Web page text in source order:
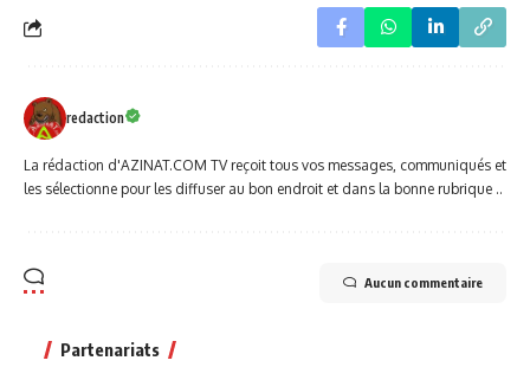
redaction
La rédaction d'AZINAT.COM TV reçoit tous vos messages, communiqués et
les sélectionne pour les diffuser au bon endroit et dans la bonne rubrique ..
Aucun commentaire
Partenariats